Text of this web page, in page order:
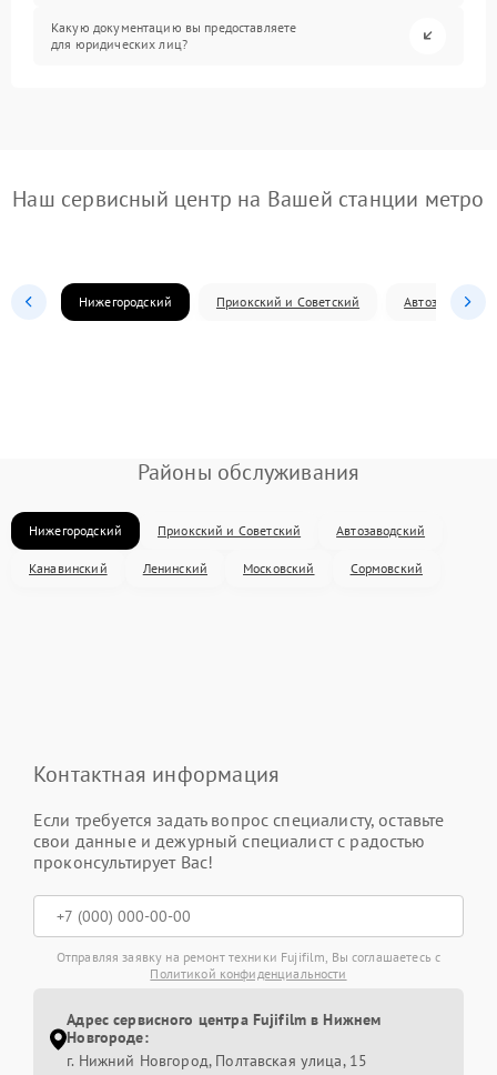
Какую документацию вы предоставляете
для юридических лиц?
Наш сервисный центр на Вашей станции метро
Нижегородский Приокский и Советский Автозаводский
Районы обслуживания
Нижегородский Приокский и Советский Автозаводский
Канавинский Ленинский Московский Сормовский
Контактная информация
Если требуется задать вопрос специалисту, оставьте
свои данные и дежурный специалист с радостью
проконсультирует Вас!
Отправляя заявку на ремонт техники Fujifilm, Вы соглашаетесь с
Политикой конфиденциальности
Адрес сервисного центра Fujifilm в Нижнем
Новгороде:
г. Нижний Новгород, Полтавская улица, 15